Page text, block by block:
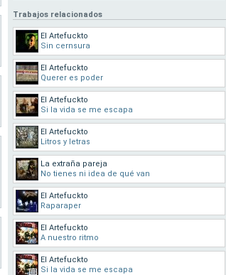
Trabajos relacionados
El Artefuckto
Sin cernsura
El Artefuckto
Querer es poder
El Artefuckto
Si la vida se me escapa
El Artefuckto
Litros y letras
La extraña pareja
No tienes ni idea de qué van
El Artefuckto
Raparaper
El Artefuckto
A nuestro ritmo
El Artefuckto
Si la vida se me escapa